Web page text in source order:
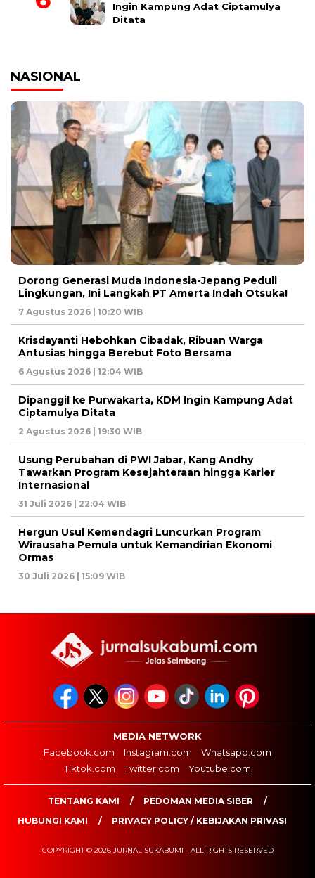
Ingin Kampung Adat Ciptamulya
Ditata
NASIONAL
Dorong Generasi Muda Indonesia-Jepang Peduli
Lingkungan, Ini Langkah PT Amerta Indah Otsuka!
7 Agustus 2026 | 10:20 WIB
Krisdayanti Hebohkan Cibadak, Ribuan Warga
Antusias hingga Berebut Foto Bersama
6 Agustus 2026 | 12:04 WIB
Dipanggil ke Purwakarta, KDM Ingin Kampung Adat
Ciptamulya Ditata
2 Agustus 2026 | 19:30 WIB
Usung Perubahan di PWI Jabar, Kang Andhy
Tawarkan Program Kesejahteraan hingga Karier
Internasional
31 Juli 2026 | 22:04 WIB
Hergun Usul Kemendagri Luncurkan Program
Wirausaha Pemula untuk Kemandirian Ekonomi
Ormas
30 Juli 2026 | 15:09 WIB
MEDIA NETWORK
Facebook.com
Instagram.com
Whatsapp.com
Tiktok.com
Twitter.com Youtube.com
TENTANG KAMI
PEDOMAN MEDIA SIBER
HUBUNGI KAMI
PRIVACY POLICY / KEBIJAKAN PRIVASI
COPYRIGHT © 2026 JURNAL SUKABUMI - ALL RIGHTS RESERVED